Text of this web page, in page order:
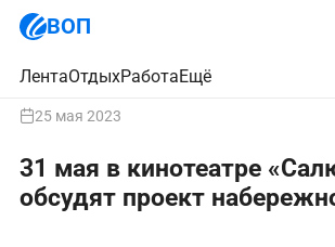
ВОП
ЛентаОтдыхРаботаЕщё
25 мая 2023
31 мая в кинотеатре
обсудят проект